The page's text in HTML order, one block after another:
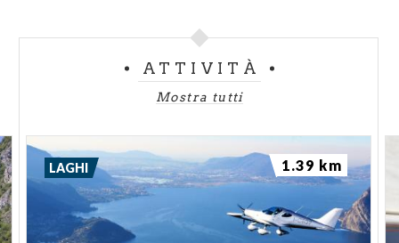
ATTIVITÀ
Mostra tutti
LAGHI 1.39 km